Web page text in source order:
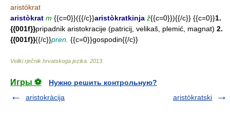
aristòkrat
aristòkrat m {{c=0}}({{/c}}aristòkratkinja ž{{c=0}}){{/c}} {{c=0}}1.
{{001f}}pripadnik aristokracije (patricij, velikaš, plemić, magnat) 2.
{{001f}}{{/c}}pren. {{c=0}}gospodin{{/c}}
Veliki rječnik hrvatskoga jezika 2013
Игры ⚽
Нужно решить контрольную?
aristokràcija
aristòkratski